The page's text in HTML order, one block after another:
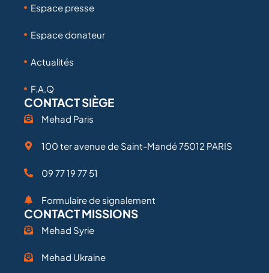
Espace presse
Espace donateur
Actualités
F.A.Q
CONTACT SIÈGE
Mehad Paris
100 ter avenue de Saint-Mandé 75012 PARIS
09 77 19 77 51
Formulaire de signalement
CONTACT MISSIONS
Mehad Syrie
Mehad Ukraine